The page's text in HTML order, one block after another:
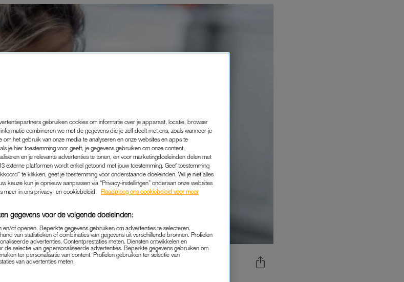
OUDERSCHAP|INTERVIEW
gebruiken cookies om informatie over je apparaat, locatie, browser
combineren we met de gegevens die je zelf deelt met ons, zoals wanneer je
het gebruik van onze media te analyseren en onze websites en apps te
je hier toestemming voor geeft, je gegevens gebruiken om onze content,
en je relevante advertenties te tonen, en voor marketingdoeleinden delen met
externe platformen wordt enkel getoond met jouw toestemming. Geef toestemming
te klikken, geef je toestemming voor onderstaande doeleinden. Wil je niet alles
keuze kun je opnieuw aanpassen via “Privacy-instellingen” onderaan onze websites
meer in ons privacy- en cookiebeleid.
Raadpleeg ons cookiebeleid voor meer
gegevens voor de volgende doeleinden:
of openen. Beperkte gegevens gebruiken om advertenties te selecteren.
van statistieken of combinaties van gegevens uit verschillende bronnen. Profielen
advertenties. Contentprestaties meten. Diensten ontwikkelen en
de selectie van gepersonaliseerde advertenties. Beperkte gegevens gebruiken om
ter personalisatie van content. Profielen gebruiken ter selectie van
van advertenties meten.